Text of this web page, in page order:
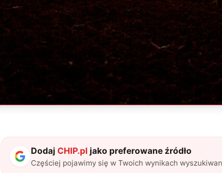
Dodaj CHIP.pl jako preferowane źródło
Częściej pojawimy się w Twoich wynikach